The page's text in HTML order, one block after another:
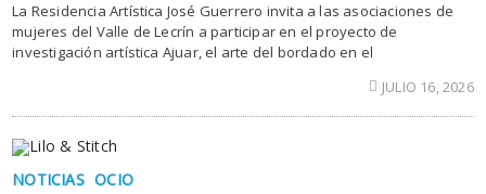
La Residencia Artística José Guerrero invita a las asociaciones de
mujeres del Valle de Lecrín a participar en el proyecto de
investigación artística Ajuar, el arte del bordado en el
JULIO 16, 2026
NOTICIAS OCIO